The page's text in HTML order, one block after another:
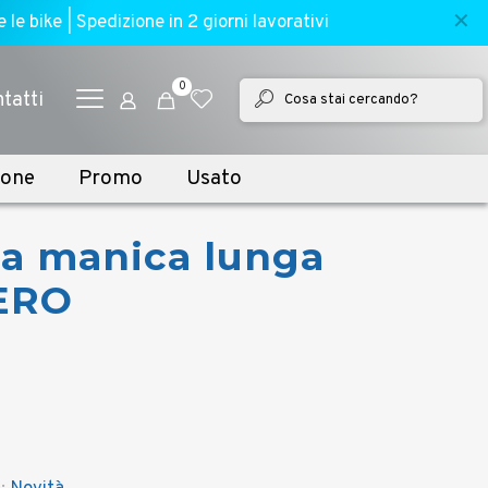
bike | Spedizione in 2 giorni lavorativi ✕
0
Promo Usato
manica lunga